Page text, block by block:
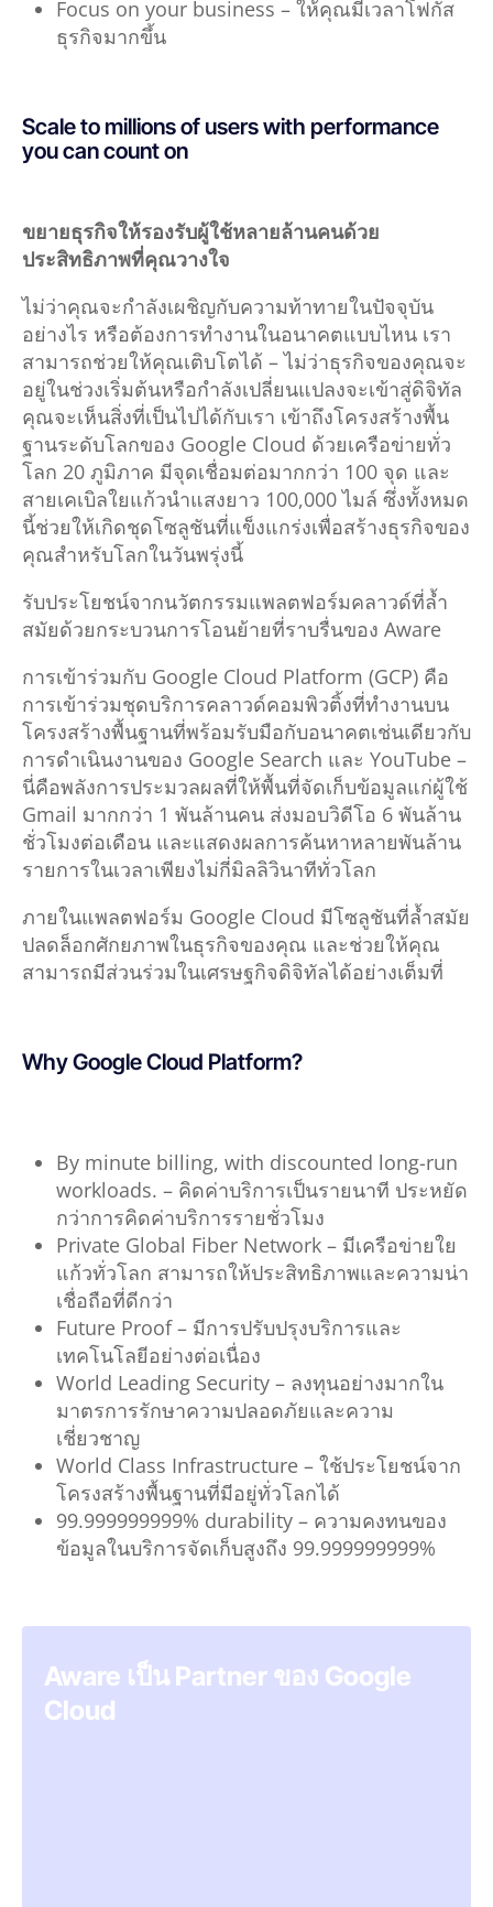
Focus on your business – ให้คุณมีเวลาโฟกัส
ธุรกิจมากขึ้น
Scale to millions of users with performance
you can count on
ขยายธุรกิจให้รองรับผู้ใช้หลายล้านคนด้วย
ประสิทธิภาพที่คุณวางใจ
ไม่ว่าคุณจะกำลังเผชิญกับความท้าทายในปัจจุบัน
อย่างไร หรือต้องการทำงานในอนาคตแบบไหน เรา
สามารถช่วยให้คุณเติบโตได้ – ไม่ว่าธุรกิจของคุณจะ
อยู่ในช่วงเริ่มต้นหรือกำลังเปลี่ยนแปลงจะเข้าสู่ดิจิทัล
คุณจะเห็นสิ่งที่เป็นไปได้กับเรา เข้าถึงโครงสร้างพื้น
ฐานระดับโลกของ Google Cloud ด้วยเครือข่ายทั่ว
โลก 20 ภูมิภาค มีจุดเชื่อมต่อมากกว่า 100 จุด และ
สายเคเบิลใยแก้วนำแสงยาว 100,000 ไมล์ ซึ่งทั้งหมด
นี้ช่วยให้เกิดชุดโซลูชันที่แข็งแกร่งเพื่อสร้างธุรกิจของ
คุณสำหรับโลกในวันพรุ่งนี้
รับประโยชน์จากนวัตกรรมแพลตฟอร์มคลาวด์ที่ล้ำ
สมัยด้วยกระบวนการโอนย้ายที่ราบรื่นของ Aware
การเข้าร่วมกับ Google Cloud Platform (GCP) คือ
การเข้าร่วมชุดบริการคลาวด์คอมพิวติ้งที่ทำงานบน
โครงสร้างพื้นฐานที่พร้อมรับมือกับอนาคตเช่นเดียวกับ
การดำเนินงานของ Google Search และ YouTube –
นี่คือพลังการประมวลผลที่ให้พื้นที่จัดเก็บข้อมูลแก่ผู้ใช้
Gmail มากกว่า 1 พันล้านคน ส่งมอบวิดีโอ 6 พันล้าน
ชั่วโมงต่อเดือน และแสดงผลการค้นหาหลายพันล้าน
รายการในเวลาเพียงไม่กี่มิลลิวินาทีทั่วโลก
ภายในแพลตฟอร์ม Google Cloud มีโซลูชันที่ล้ำสมัย
ปลดล็อกศักยภาพในธุรกิจของคุณ และช่วยให้คุณ
สามารถมีส่วนร่วมในเศรษฐกิจดิจิทัลได้อย่างเต็มที่
Why Google Cloud Platform?
By minute billing, with discounted long-run
workloads. – คิดค่าบริการเป็นรายนาที ประหยัด
กว่าการคิดค่าบริการรายชั่วโมง
Private Global Fiber Network – มีเครือข่ายใย
แก้วทั่วโลก สามารถให้ประสิทธิภาพและความน่า
เชื่อถือที่ดีกว่า
Future Proof – มีการปรับปรุงบริการและ
เทคโนโลยีอย่างต่อเนื่อง
World Leading Security – ลงทุนอย่างมากใน
มาตรการรักษาความปลอดภัยและความ
เชี่ยวชาญ
World Class Infrastructure – ใช้ประโยชน์จาก
โครงสร้างพื้นฐานที่มีอยู่ทั่วโลกได้
99.999999999% durability – ความคงทนของ
ข้อมูลในบริการจัดเก็บสูงถึง 99.999999999%
Aware เป็น Partner ของ Google
Cloud